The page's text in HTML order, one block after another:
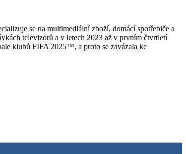
se na multimediální zboží, domácí spotřebiče a
televizorů a v letech 2023 až v prvním čtvrtletí
klubů FIFA 2025™, a proto se zavázala ke